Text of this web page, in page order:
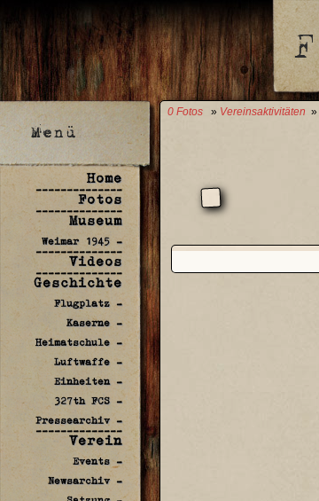
Home
--------------
Fotos
--------------
Museum
Weimar 1945 -
--------------
Videos
--------------
Geschichte
Flugplatz -
Kaserne -
Heimatschule -
Luftwaffe -
Einheiten -
327th FCS -
Pressearchiv -
--------------
Verein
Events -
Newsarchiv -
0 Fotos » Vereinsaktivitäten »